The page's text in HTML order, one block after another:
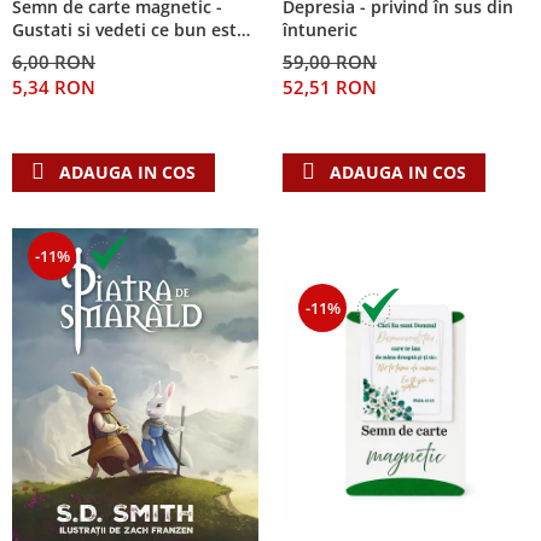
Despre afaceri
Dezvoltare personala
Leadership
Mediu
Semn de carte magnetic -
Gustati si vedeti ce bun este
Domnul!
6,00 RON
5,34 RON
ADAUGA IN COS
Depresia - privind în sus din
întuneric
59,00 RON
52,51 RON
ADAUGA IN COS
-11%
-11%